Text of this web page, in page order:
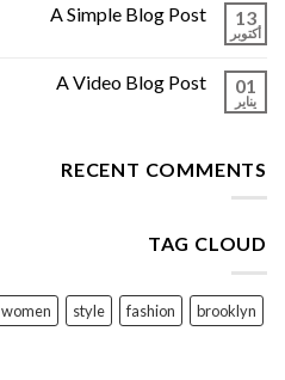
13
أكتوبر
A Simple Blog Post
01
يناير
A Video Blog Post
RECENT COMMENTS
TAG CLOUD
brooklyn
fashion
style
women